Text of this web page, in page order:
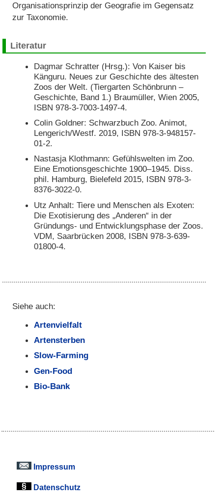
Organisationsprinzip der Geografie im Gegensatz
zur Taxonomie.
Literatur
Dagmar Schratter (Hrsg.): Von Kaiser bis
Känguru. Neues zur Geschichte des ältesten
Zoos der Welt. (Tiergarten Schönbrunn –
Geschichte, Band 1.) Braumüller, Wien 2005,
ISBN 978-3-7003-1497-4.
Colin Goldner: Schwarzbuch Zoo. Animot,
Lengerich/Westf. 2019, ISBN 978-3-948157-
01-2.
Nastasja Klothmann: Gefühlswelten im Zoo.
Eine Emotionsgeschichte 1900–1945. Diss.
phil. Hamburg, Bielefeld 2015, ISBN 978-3-
8376-3022-0.
Utz Anhalt: Tiere und Menschen als Exoten:
Die Exotisierung des „Anderen“ in der
Gründungs- und Entwicklungsphase der Zoos.
VDM, Saarbrücken 2008, ISBN 978-3-639-
01800-4.
Siehe auch:
Artenvielfalt
Artensterben
Slow-Farming
Gen-Food
Bio-Bank
Impressum
Datenschutz